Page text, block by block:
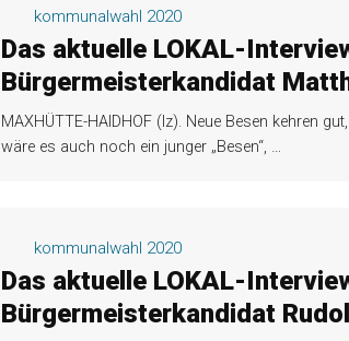
kommunalwahl 2020
Das aktuelle LOKAL-
Bürgermeisterkandidat
MAXHÜTTE-HAIDHOF (lz). Neue Besen kehren
wäre es auch noch ein junger „Besen“, …
kommunalwahl 2020
Das aktuelle LOKAL-
Bürgermeisterkandidat